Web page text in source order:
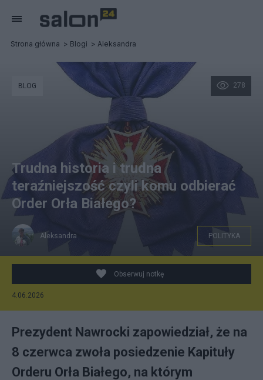
Strona główna Blogi Aleksandra
Order Orła Białego
https://commons.wikimedia.org/wiki/
278
BLOG
Trudna historia i trudna
teraźniejszość czyli komu odbierać
Order Orła Białego?
Aleksandra POLITYKA
Obserwuj notkę
4.06.2026
Prezydent Nawrocki zapowiedział, że na
8 czerwca zwoła posiedzenie Kapituły
Orderu Orła Białego, na którym